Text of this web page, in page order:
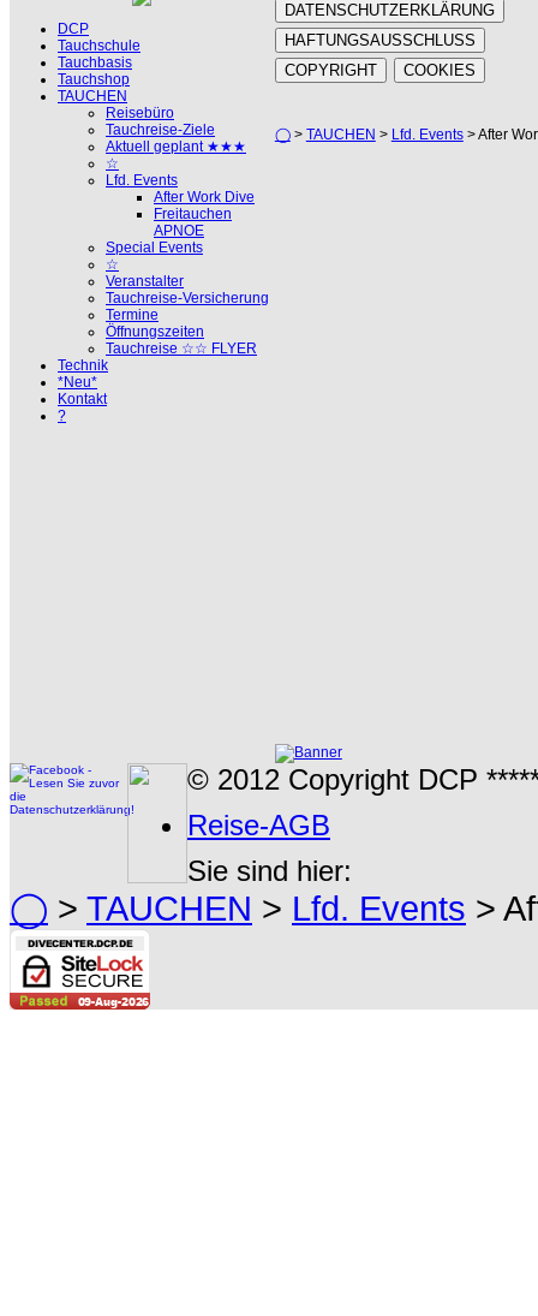
DCP
Tauchschule
Tauchbasis
Tauchshop
TAUCHEN
Reisebüro
Tauchreise-Ziele
Aktuell geplant ★★★
☆
Lfd. Events
After Work Dive
Freitauchen
APNOE
Special Events
☆
Veranstalter
Tauchreise-Versicherung
Termine
Öffnungszeiten
Tauchreise ☆☆ FLYER
Technik
*Neu*
Kontakt
?
◯> TAUCHEN > Lfd. Events> After
DATENSCHUTZERKLÄRUNG
HAFTUNGSAUSSCHLUSS
COPYRIGHT
COOKIES
© 2012 Copyright DCP
Reise-AGB
Sie sind hier:
◯ > TAUCHEN > Lfd. Events >